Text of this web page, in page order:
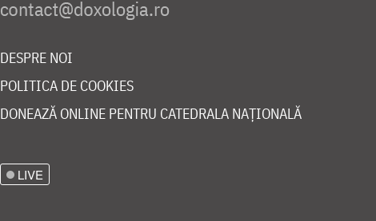
DESPRE NOI
POLITICA DE COOKIES
DONEAZĂ ONLINE PENTRU CATEDRALA NAȚIONALĂ
LIVE